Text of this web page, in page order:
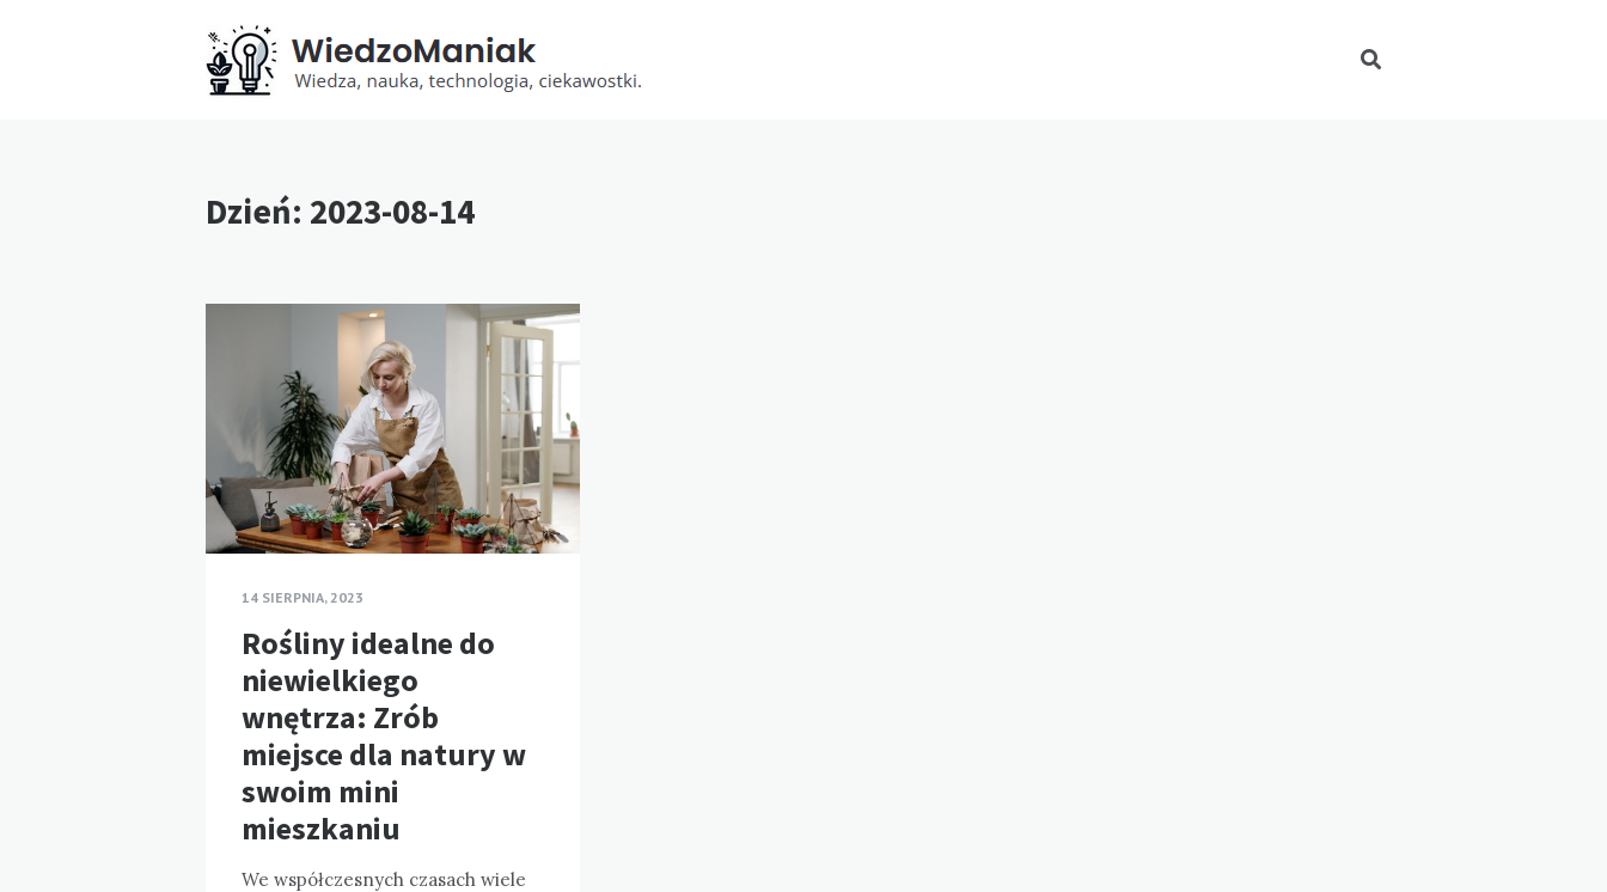
Dzień: 2023-08-14
14 SIERPNIA, 2023
Rośliny idealne do
niewielkiego
wnętrza: Zrób
miejsce dla natury w
swoim mini
mieszkaniu
We współczesnych czasach wiele